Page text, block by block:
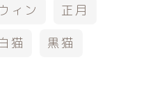
ィン
正月
猫
黒猫